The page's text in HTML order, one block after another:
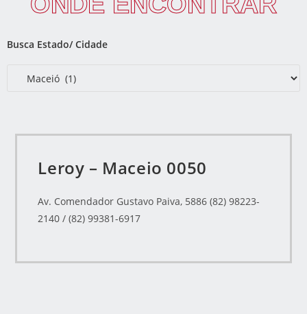
Busca Estado/ Cidade
Leroy – Maceio 0050
Av. Comendador Gustavo Paiva, 5886 (82) 98223-
2140 / (82) 99381-6917